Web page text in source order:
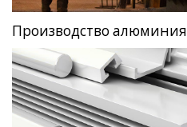
Производство алюминия